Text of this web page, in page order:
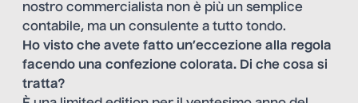
nostro commercialista non è più un semplice
contabile, ma un consulente a tutto tondo.
Ho visto che avete fatto un’eccezione alla regola
facendo una confezione colorata. Di che cosa si
tratta?